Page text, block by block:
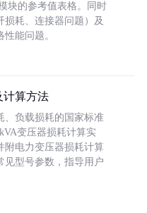
块的参考值表格。同时
耗、连接器问题）及
能问题。
计算方法
、负载损耗的国家标准
变压器损耗计算实
附电力变压器损耗计算
见型号参数，指导用户